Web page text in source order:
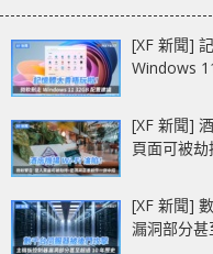
[XF 新聞]
Windows
[XF 新聞]
頁面可被
[XF 新聞]
漏洞部分